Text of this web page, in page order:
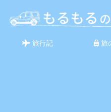
旅行記 旅